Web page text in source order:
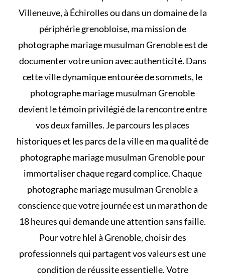
Villeneuve, à Échirolles ou dans un domaine de la
périphérie grenobloise, ma mission de
photographe mariage musulman Grenoble est de
documenter votre union avec authenticité. Dans
cette ville dynamique entourée de sommets, le
photographe mariage musulman Grenoble
devient le témoin privilégié de la rencontre entre
vos deux familles. Je parcours les places
historiques et les parcs de la ville en ma qualité de
photographe mariage musulman Grenoble pour
immortaliser chaque regard complice. Chaque
photographe mariage musulman Grenoble a
conscience que votre journée est un marathon de
18 heures qui demande une attention sans faille.
Pour votrehlelà Grenoble, choisir des
professionnels qui partagent vos valeurs est une
condition de réussite essentielle. Votre